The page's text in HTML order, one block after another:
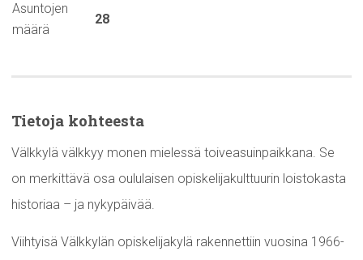
Asuntojen
määrä
28
Tietoja kohteesta
Välkkylä välkkyy monen mielessä toiveasuinpaikkana. Se
on merkittävä osa oululaisen opiskelijakulttuurin loistokasta
historiaa – ja nykypäivää.
Viihtyisä Välkkylän opiskelijakylä rakennettiin vuosina 1966-